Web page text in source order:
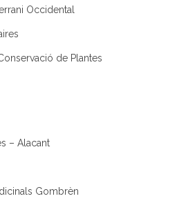
Occidental
de Plantes
– Alacant
Gombrèn